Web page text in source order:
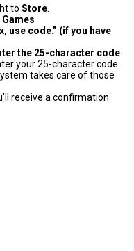
to Store
Games
use code.” (if you have
the 25-character code
your 25-character code.
takes care of those
receive a confirmation